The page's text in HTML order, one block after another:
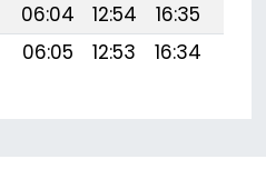
06:04 12:54 16:35
06:05 12:53 16:34